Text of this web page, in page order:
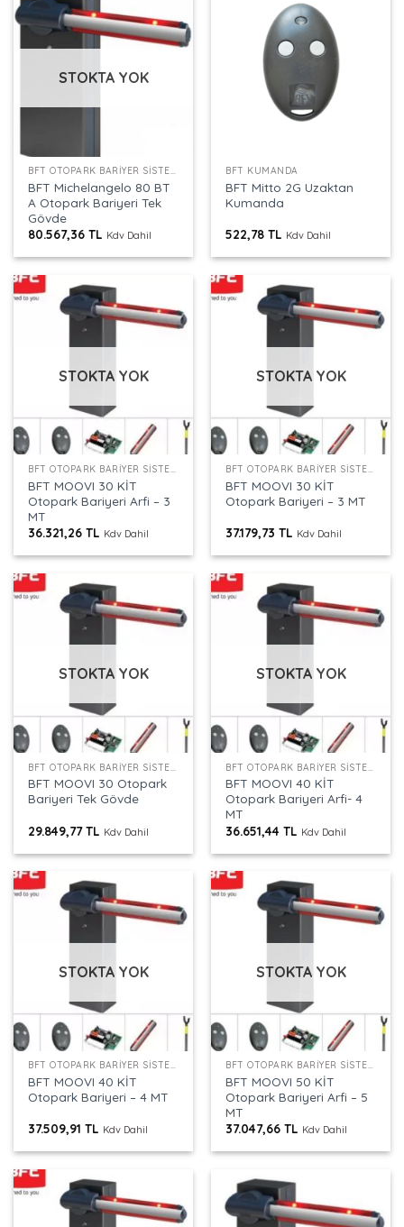
STOKTA YOK
BFT OTOPARK BARIYER SISTEMLERI
BFT Michelangelo 80 BT
A Otopark Bariyeri Tek
Gövde
80.567,36TL Kdv Dahil
BFT KUMANDA
BFT Mitto 2G Uzaktan
Kumanda
522,78TL Kdv Dahil
STOKTA YOK
BFT OTOPARK BARIYER SISTEMLERI
BFT MOOVI 30 KİT
Otopark Bariyeri Arfi – 3
MT
36.321,26TL Kdv Dahil
STOKTA YOK
BFT OTOPARK BARIYER SISTEMLERI
BFT MOOVI 30 KİT
Otopark Bariyeri – 3 MT
37.179,73TL Kdv Dahil
STOKTA YOK
BFT MOOVI 30 Otopark
Bariyeri Tek Gövde
29.849,77TL Kdv Dahil
STOKTA YOK
BFT MOOVI 40 KİT
Otopark Bariyeri Arfi- 4
MT
36.651,44TL Kdv Dahil
STOKTA YOK
BFT OTOPARK BARIYER SISTEMLERI
BFT MOOVI 40 KİT
Otopark Bariyeri – 4 MT
37.509,91TL Kdv Dahil
STOKTA YOK
BFT OTOPARK BARIYER SISTEMLERI
BFT MOOVI 50 KİT
Otopark Bariyeri Arfi – 5
MT
37.047,66TL Kdv Dahil